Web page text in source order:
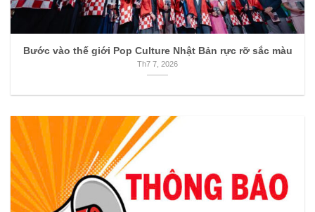
Bước vào thế giới Pop Culture Nhật Bản rực rỡ sắc màu
Th7 7, 2026